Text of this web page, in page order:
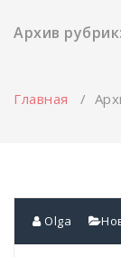
Архив
Главная /
Olga